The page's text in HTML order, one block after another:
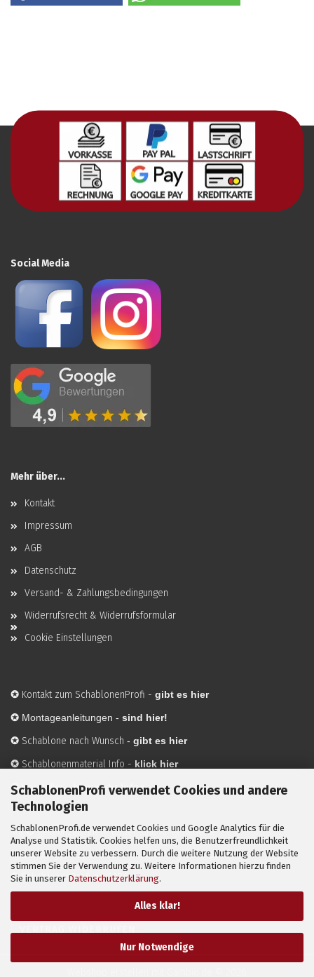
SchablonenProfi verwendet Cookies und andere
Technologien
SchablonenProfi.de verwendet Cookies und Google Analytics für die
Analyse und Statistik. Cookies helfen uns, die Benutzerfreundlichkeit
unserer Website zu verbessern. Durch die weitere Nutzung der Website
stimmen Sie der Verwendung zu. Weitere Informationen hierzu finden
Sie in unserer Datenschutzerklärung.
Alles klar!
Nur Notwendige
Social Media
Mehr über...
Kontakt
Impressum
AGB
Datenschutz
Versand- & Zahlungsbedingungen
Widerrufsrecht & Widerrufsformular
Cookie Einstellungen
✪ Kontakt zum SchablonenProfi - gibt es hier
✪ Montageanleitungen - sind hier!
✪ Schablone nach Wunsch - gibt es hier
✪ Schablonenmaterial Info - klick hier
✪Hersteller-hier mehr Infos
Mit ✪ gekennzeichnete Bilder sind KI-generierte
Anwendungsbeispiele zur Visualisierung der Motive.
© SchablonenProfi.de2026